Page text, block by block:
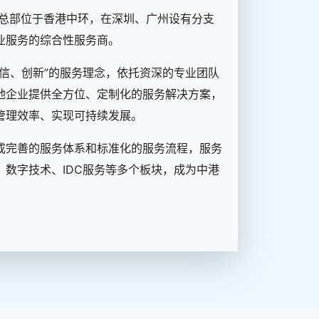
部位于香港中环，在深圳、广州设有分支
务的综合性服务商。
、创新”的服务理念，依托资深的专业团队
业提供全方位、定制化的服务解决方案，
效率、实现可持续发展。
善的服务体系和标准化的服务流程，服务
字技术、IDC服务等多个板块，成为中港